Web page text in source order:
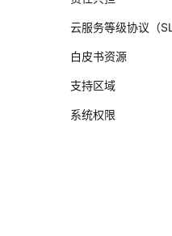
云服务等级协议（
白皮书资源
支持区域
系统权限